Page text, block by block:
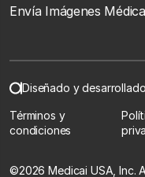
Envía Imágenes
Diseñado y
Términos y
condiciones
©2026 Medicai USA, Inc.